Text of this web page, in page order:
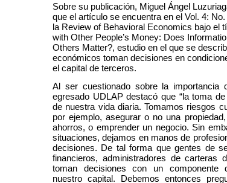
Sobre su publicación, Miguel Ángel
que el artículo se encuentra en el Vol. 4:
la Review of Behavioral Economics bajo el
with Other People’s Money: Does
Others Matter?, estudio en el que se
económicos toman decisiones en
el capital de terceros.
Al ser cuestionado sobre la importancia
egresado UDLAP destacó que “la toma
de nuestra vida diaria. Tomamos riesgos
por ejemplo, asegurar o no una
ahorros, o emprender un negocio. Sin
situaciones, dejamos en manos de
decisiones. De tal forma que gentes de
financieros, administradores de carteras
toman decisiones con un componente
nuestro capital. Debemos entonces